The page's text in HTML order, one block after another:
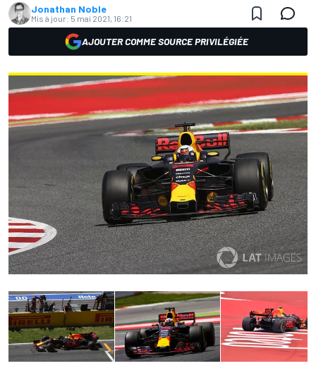
Jonathan Noble
Mis à jour: 5 mai 2021, 16:21
AJOUTER COMME SOURCE PRIVILÉGIÉE